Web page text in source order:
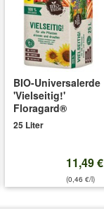
BIO-Universalerde
'Vielseitig!'
Floragard®
25 Liter
11,49 €
(0,46 €/l)